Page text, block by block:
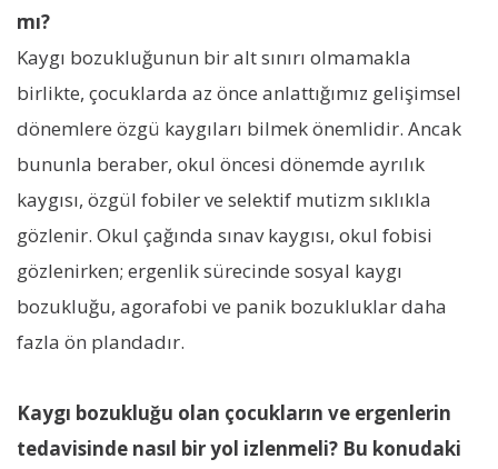
mı?
Kaygı bozukluğunun bir alt sınırı olmamakla
birlikte, çocuklarda az önce anlattığımız gelişimsel
dönemlere özgü kaygıları bilmek önemlidir. Ancak
bununla beraber, okul öncesi dönemde ayrılık
kaygısı, özgül fobiler ve selektif mutizm sıklıkla
gözlenir. Okul çağında sınav kaygısı, okul fobisi
gözlenirken; ergenlik sürecinde sosyal kaygı
bozukluğu, agorafobi ve panik bozukluklar daha
fazla ön plandadır.
Kaygı bozukluğu olan çocukların ve ergenlerin
tedavisinde nasıl bir yol izlenmeli? Bu konudaki